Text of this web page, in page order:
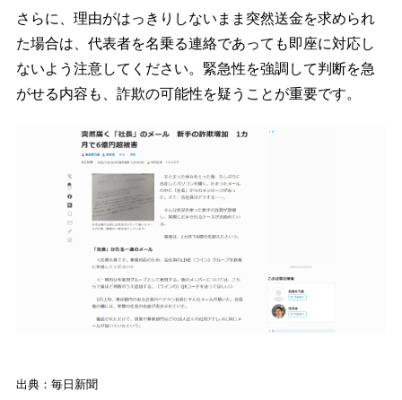
さらに、理由がはっきりしないまま突然送金を求められ
た場合は、代表者を名乗る連絡であっても即座に対応し
ないよう注意してください。緊急性を強調して判断を急
がせる内容も、詐欺の可能性を疑うことが重要です。
出典：毎日新聞